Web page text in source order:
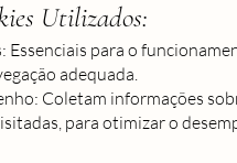
Utilizados:
Essenciais para o
adequada.
Coletam informações
para otimizar o